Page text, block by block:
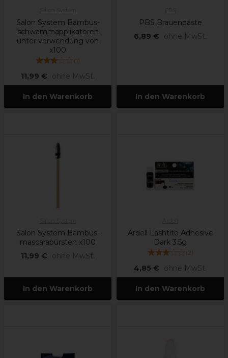
Salon System Bambus-
schwammapplikatoren
unter verwendung von
x100
(1)
11,99 € ohne MwSt.
In den Warenkorb
PBS Brauenpaste
6,89 €
ohne MwSt.
In den Warenkorb
Salon System Bambus-
mascarabürsten x100
11,99 €
ohne MwSt.
In den Warenkorb
Ardell Lashtite Adhesive
Dark 3.5g
(2)
4,85 € ohne MwSt.
In den Warenkorb